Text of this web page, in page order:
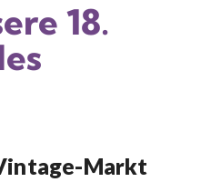
18.
Markt